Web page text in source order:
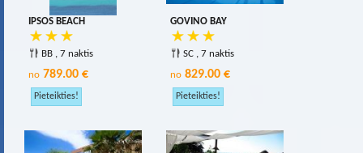
IPSOS BEACH
BB , 7 naktis
no 789.00 €
GOVINO BAY
SC , 7 naktis
no 829.00 €